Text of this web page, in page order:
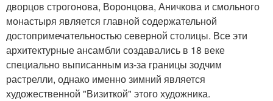
дворцов строгонова, Воронцова, Аничкова и смольного
монастыря является главной содержательной
достопримечательностью северной столицы. Все эти
архитектурные ансамбли создавались в 18 веке
специально выписанным из-за границы зодчим
растрелли, однако именно зимний является
художественной "Визиткой" этого художника.